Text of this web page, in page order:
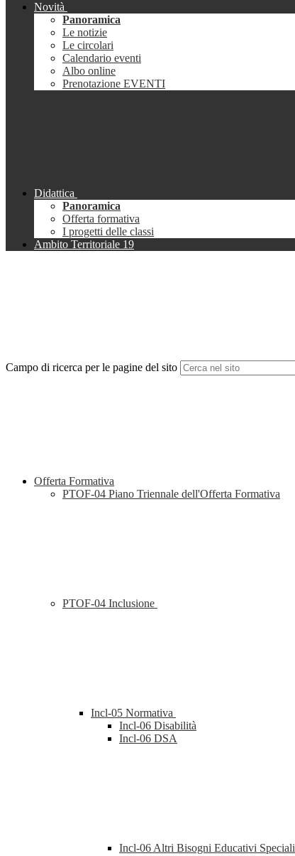
Novità
Panoramica
Le notizie
Le circolari
Calendario eventi
Albo online
Prenotazione EVENTI
Didattica
Panoramica
Offerta formativa
I progetti delle classi
Ambito Territoriale 19
Campo di ricerca per le pagine del sito
Offerta Formativa
PTOF-04 Piano Triennale dell'Offerta Formativa
PTOF-04 Inclusione
Incl-05 Normativa
Incl-06 Disabilità
Incl-06 DSA
Incl-06 Altri Bisogni Educativi Speciali